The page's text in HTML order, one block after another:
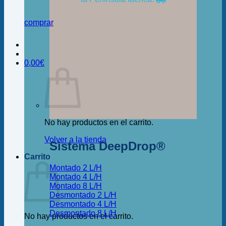
comprar
0,00€
No hay productos en el carrito.
Volver a la tienda
Carrito
No hay productos en el carrito.
Sistema DeepDrop®
Montado 2 L/H
Montado 4 L/H
Montado 8 L/H
Desmontado 2 L/H
Desmontado 4 L/H
Desmontado 8 L/H